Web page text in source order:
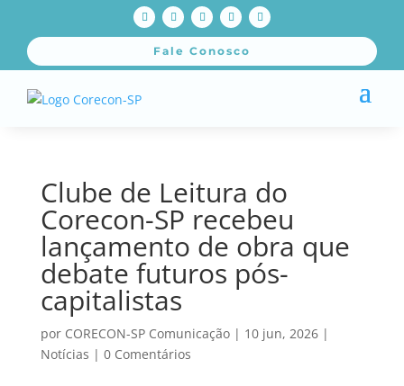
Fale Conosco
Clube de Leitura do
Corecon-SP recebeu
lançamento de obra que
debate futuros pós-
capitalistas
por CORECON-SP Comunicação| 10 jun, 2026|
Notícias | 0 Comentários